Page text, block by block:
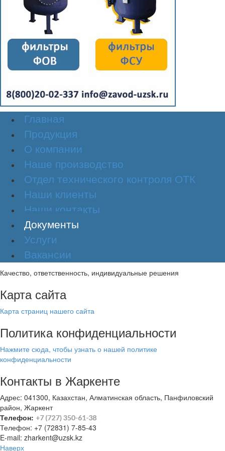
Главная
Продукция
О компании
Наше производство
Отдел технического контроля ОТК
Наши клиенты
Наши контакты
Документы
Услуги
Вакансии
Качество, ответственность, индивидуальные решения
Карта сайта
Карта страниц нашего сайта
Политика конфиденциальности
Нажмите сюда, чтобы узнать о нашей политике
конфиденциальности
Контакты в Жаркенте
Адрес: 041300, Казахстан, Алматинская область, Панфиловский
район, Жаркент
Телефон:
Телефон: +7 (72831) 7-85-43
E-mail: zharkent@uzsk.kz
Наверх